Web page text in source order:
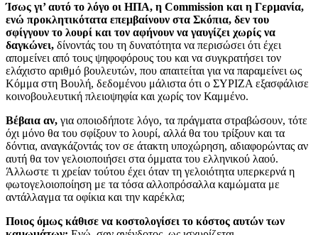
Ίσως γι’ αυτό το λόγο οι ΗΠΑ, η Commission και η Γερμανία,
ενώ προκλητικότατα επεμβαίνουν στα Σκόπια, δεν του
σφίγγουν το λουρί και τον αφήνουν να γαυγίζει χωρίς να
δαγκώνει, δίνοντάς του τη δυνατότητα να περισώσει ότι έχει
απομείνει από τους ψηφοφόρους του και να συγκρατήσει τον
ελάχιστο αριθμό βουλευτών, που απαιτείται για να παραμείνει ως
Κόμμα στη Βουλή, δεδομένου μάλιστα ότι ο ΣΥΡΙΖΑ εξασφάλισε
κοινοβουλευτική πλειοψηφία και χωρίς τον Καμμένο.
Βέβαια αν, για οποιοδήποτε λόγο, τα πράγματα στραβώσουν, τότε
όχι μόνο θα του σφίξουν το λουρί, αλλά θα του τρίξουν και τα
δόντια, αναγκάζοντάς τον σε άτακτη υποχώρηση, αδιαφορώντας αν
αυτή θα τον γελοιοποιήσει στα όμματα του ελληνικού λαού.
Άλλωστε τι χρείαν τούτου έχει όταν τη γελοιότητα υπερκερνά η
φωτογελοιοποίηση με τα τόσα αλλοπρόσαλλα καμώματα με
αντάλλαγμα τα οφίκια και την καρέκλα;
Ποιος όμως κάθισε να κοστολογίσει το κόστος αυτών των